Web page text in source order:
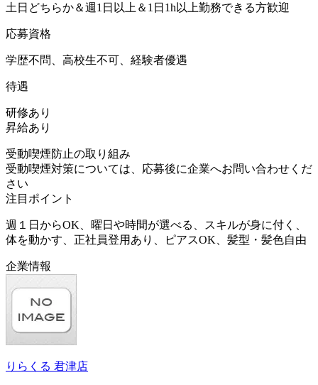
土日どちらか＆週1日以上＆1日1h以上勤務できる方歓迎
応募資格
学歴不問、高校生不可、経験者優遇
待遇
研修あり
昇給あり
受動喫煙防止の取り組み
受動喫煙対策については、応募後に企業へお問い合わせくだ
さい
注目ポイント
週１日からOK、曜日や時間が選べる、スキルが身に付く、
体を動かす、正社員登用あり、ピアスOK、髪型・髪色自由
企業情報
りらくる 君津店